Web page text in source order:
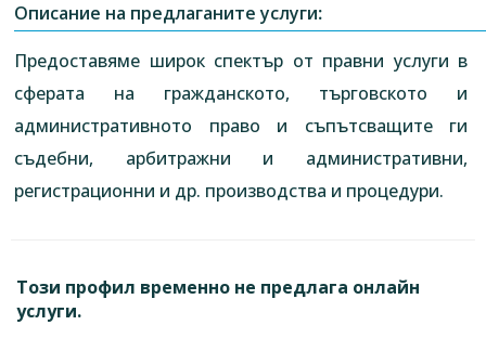
Описание на предлаганите услуги:
Предоставяме широк спектър от правни услуги в
сферата на гражданското, търговското и
административното право и съпътсващите ги
съдебни, арбитражни и административни,
регистрационни и др. производства и процедури.
Този профил временно не предлага онлайн
услуги.